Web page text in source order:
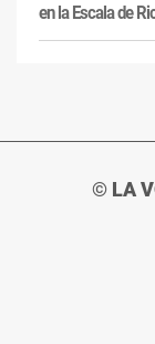
en la Escala de
© LA